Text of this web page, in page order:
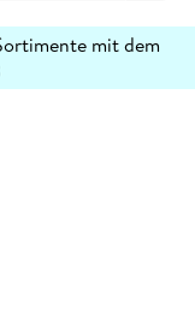
mit dem